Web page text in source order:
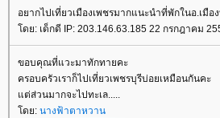
อยากไปเที่ยวเมืองเพชรมากแนะนำที่พักในอ.เมื
ดย: เด็กดี IP: 203.146.63.185 22 กรกฎาคม
ขอบคุณที่แวะมาทักทายคะ
ครอบครัวเราก็ไปเที่ยวเพชรบุรีบ่อยเหมือนกันคะ
ต่ส่วนมากจะไปทะเล.....
ดย: นางฟ้าตาหวาน